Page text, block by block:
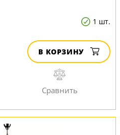
1 шт.
В КОРЗИНУ